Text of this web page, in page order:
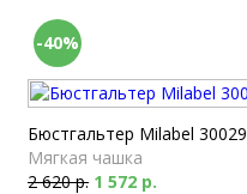
-40%
Бюстгальтер Milabel 30029
Мягкая чашка
2 620 р. 1 572 р.